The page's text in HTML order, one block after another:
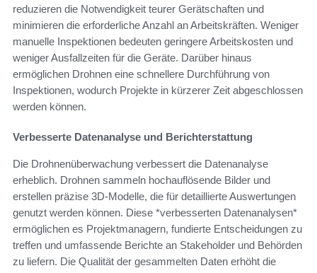
reduzieren die Notwendigkeit teurer Gerätschaften und
minimieren die erforderliche Anzahl an Arbeitskräften. Weniger
manuelle Inspektionen bedeuten geringere Arbeitskosten und
weniger Ausfallzeiten für die Geräte. Darüber hinaus
ermöglichen Drohnen eine schnellere Durchführung von
Inspektionen, wodurch Projekte in kürzerer Zeit abgeschlossen
werden können.
Verbesserte Datenanalyse und Berichterstattung
Die Drohnenüberwachung verbessert die Datenanalyse
erheblich. Drohnen sammeln hochauflösende Bilder und
erstellen präzise 3D-Modelle, die für detaillierte Auswertungen
genutzt werden können. Diese *verbesserten Datenanalysen*
ermöglichen es Projektmanagern, fundierte Entscheidungen zu
treffen und umfassende Berichte an Stakeholder und Behörden
zu liefern. Die Qualität der gesammelten Daten erhöht die